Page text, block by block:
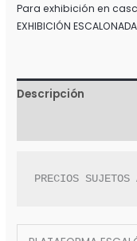
Para exhibición en
EXHIBICIÓN ESCALONADA
Descripción
PRECIOS